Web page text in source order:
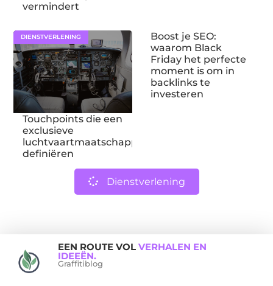
vermindert
DIENSTVERLENING
Touchpoints die een
exclusieve
luchtvaartmaatschappij
definiëren
Boost je SEO:
waarom Black
Friday het perfecte
moment is om in
backlinks te
investeren
Dienstverlening
EEN ROUTE VOL VERHALEN EN
IDEEËN.
Graffitiblog